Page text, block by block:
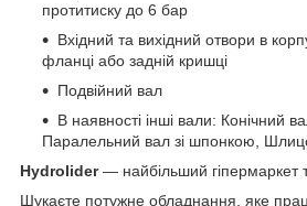
протитиску до 6 бар
Вхідний та вихідний отвори в
фланці або задній кришці
Подвійний вал
В наявності інші вали: Конічний
Паралельний вал зі шпонкою,
Hydrolider— найбільший гіпермаркет
Шукаєте потужне обладнання, яке